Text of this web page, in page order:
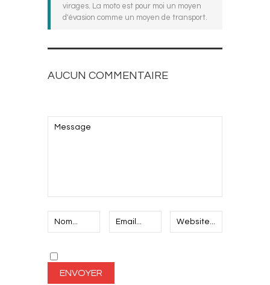
virages. La moto est pour moi un moyen
d'évasion comme un moyen de transport.
AUCUN COMMENTAIRE